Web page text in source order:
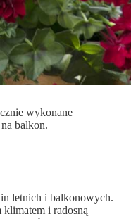
wykonane
balkon.
letnich i balkonowych.
i radosną